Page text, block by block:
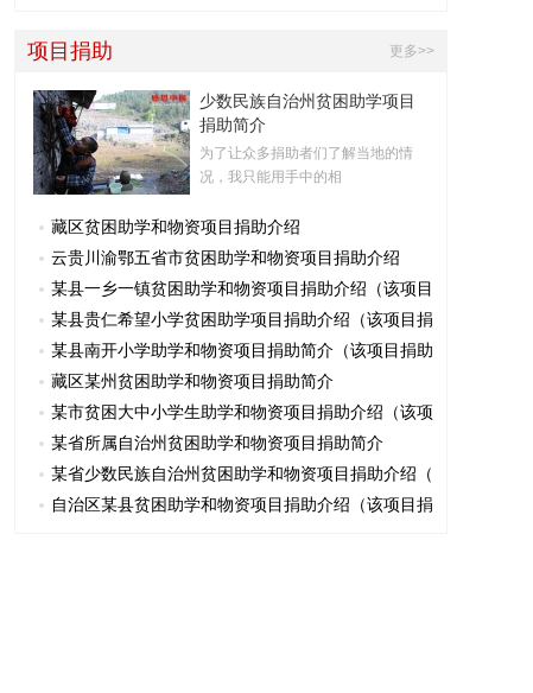
更多>>
项目捐助
少数民族自治州贫困助学项目
捐助简介
为了让众多捐助者们了解当地的情
况，我只能用手中的相
藏区贫困助学和物资项目捐助介绍
云贵川渝鄂五省市贫困助学和物资项目捐助介绍
某县一乡一镇贫困助学和物资项目捐助介绍（该项目
某县贵仁希望小学贫困助学项目捐助介绍（该项目捐
某县南开小学助学和物资项目捐助简介（该项目捐助
藏区某州贫困助学和物资项目捐助简介
某市贫困大中小学生助学和物资项目捐助介绍（该项
某省所属自治州贫困助学和物资项目捐助简介
某省少数民族自治州贫困助学和物资项目捐助介绍（
自治区某县贫困助学和物资项目捐助介绍（该项目捐